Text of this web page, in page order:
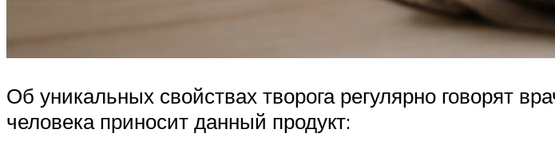
Об уникальных свойствах творога регулярно говорят
человека приносит данный продукт: